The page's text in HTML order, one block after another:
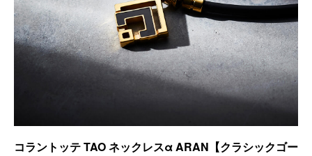
コラントッテ TAO ネックレスα ARAN【クラシックゴー